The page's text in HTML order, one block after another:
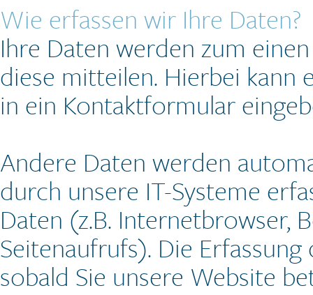
Wie erfassen wir Ihre Daten?
Ihre Daten werden zum
diese mitteilen. Hierbei kann
in ein Kontaktformular
Andere Daten werden
durch unsere IT-Systeme
Daten (z.B. Internetbrowser,
Seitenaufrufs). Die
sobald Sie unsere Website